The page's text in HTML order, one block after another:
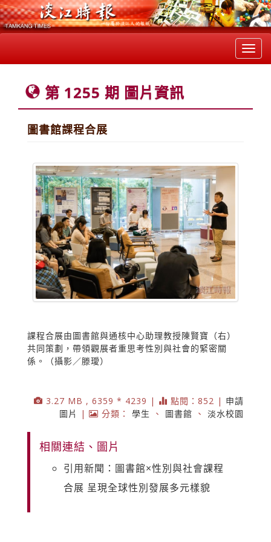
第 1255 期 圖片資訊
圖書館課程合展
課程合展由圖書館與通核中心助理教授陳賢寶（右）
共同策劃，帶領觀展者重思考性別與社會的緊密關
係。（攝影／滕璦）
3.27 MB , 6359 * 4239 | 點閱：852 | 申請
圖片
| 分類： 學生 、 圖書館 、 淡水校園
相關連結、圖片
引用新聞：圖書館×性別與社會課程
合展 呈現全球性別發展多元樣貌